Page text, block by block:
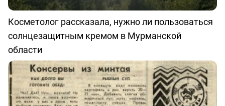
Косметолог рассказала, нужно ли пользоваться
солнцезащитным кремом в Мурманской
области